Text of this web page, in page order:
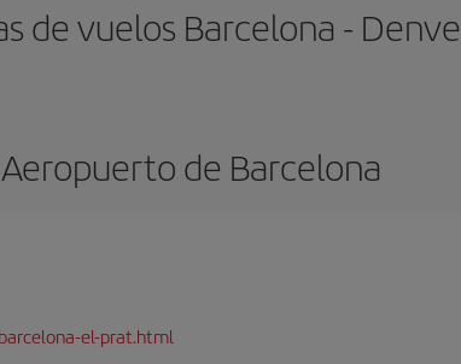
de vuelos Barcelona -
Aeropuerto de Barcelona
el-prat.html